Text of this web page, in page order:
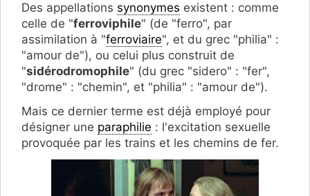
Des appellations synonymes existent : comme
celle de "ferroviphile" (de "ferro", par
assimilation à "ferroviaire", et du grec "philia" :
"amour de"), ou celui plus construit de
"sidérodromophile" (du grec "sidero" : "fer",
"drome" : "chemin", et "philia" : "amour de").
Mais ce dernier terme est déjà employé pour
désigner une paraphilie : l'excitation sexuelle
provoquée par les trains et les chemins de fer.